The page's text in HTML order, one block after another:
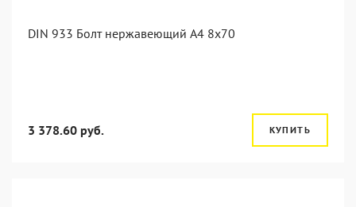
DIN 933 Болт нержавеющий А4 8х70
3 378.60 руб. КУПИТЬ